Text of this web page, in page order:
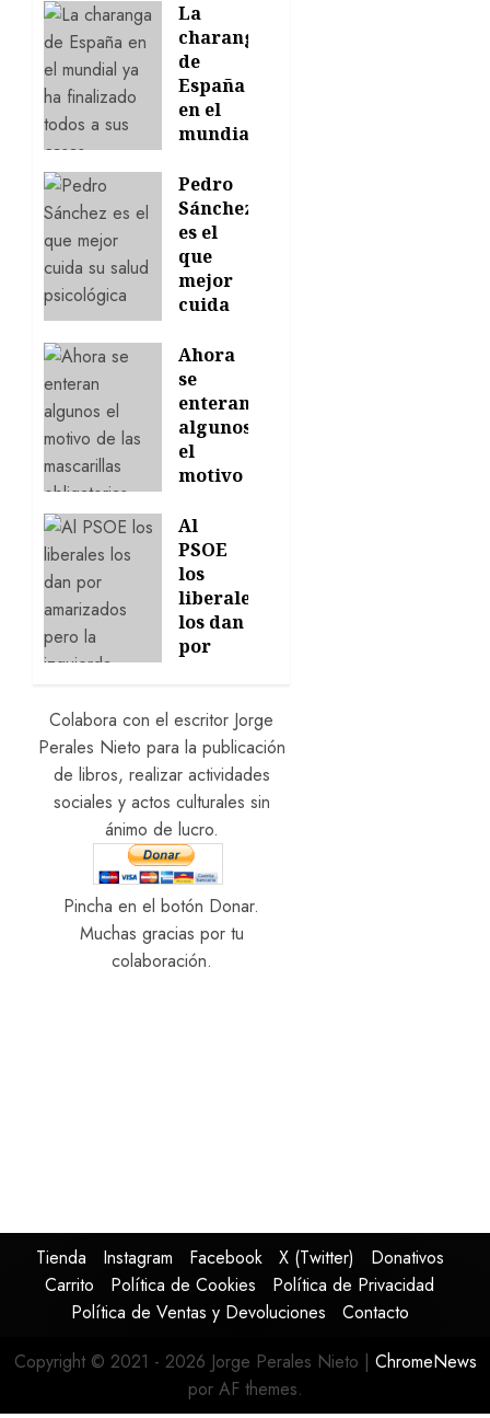
La
charanga
de
España
en el
mundial
finalizado
todos a
sus
casas
21/07/2026
Pedro
Sánchez
es el
que
mejor
cuida
salud
psicológica
24/06/2026
Ahora
se
enteran
algunos
el
motivo
mascarillas
obligatorias
22/06/2026
0
Al
PSOE
los
liberales
los dan
por
izquierda
ganará
las
elecciones
17/05/2026
Colabora con el escritor Jorge
Perales Nieto para la publicación
de libros, realizar actividades
sociales y actos culturales sin
ánimo de lucro.
Pincha en el botón Donar.
Muchas gracias por tu
colaboración.
Tienda Instagram Facebook X (Twitter)
Donativos
Carrito
Política de Cookies
Política de Privacidad
Política de Ventas y Devoluciones
Contacto
Copyright © 2021 - 2026 Jorge Perales Nieto | ChromeNews
por AF themes.